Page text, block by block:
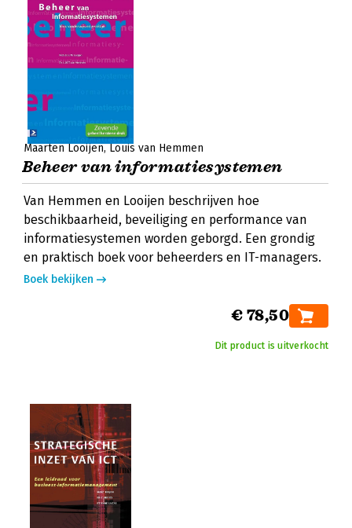
Maarten Looijen Louis van Hemmen
Beheer van informatiesystemen
Van Hemmen en Looijen beschrijven hoe
beschikbaarheid, beveiliging en performance van
informatiesystemen worden geborgd. Een grondig
en praktisch boek voor beheerders en IT-managers.
Boek bekijken
€ 78,50
Dit product is uitverkocht